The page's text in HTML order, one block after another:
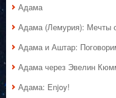
Адама
Адама (Лемурия): Мечты
Адама и Аштар:
Адама через Эвелин
Адама: Enjoy!